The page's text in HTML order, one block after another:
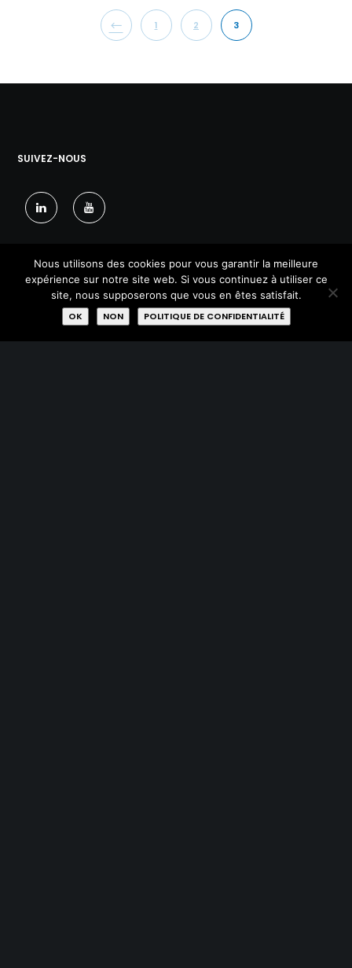
1 2 3
SUIVEZ-NOUS
Nous utilisons des cookies pour vous garantir la meilleure
expérience sur notre site web. Si vous continuez à utiliser ce
site, nous supposerons que vous en êtes satisfait.
OK
NON POLITIQUE DE CONFIDENTIALITÉ